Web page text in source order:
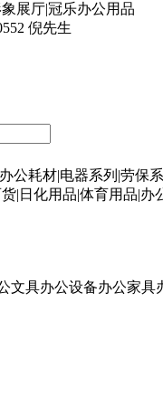
展厅|冠乐办公用品
倪先生
公耗材|电器系列|劳保
|日化用品|体育用品|办
文具办公设备办公家具